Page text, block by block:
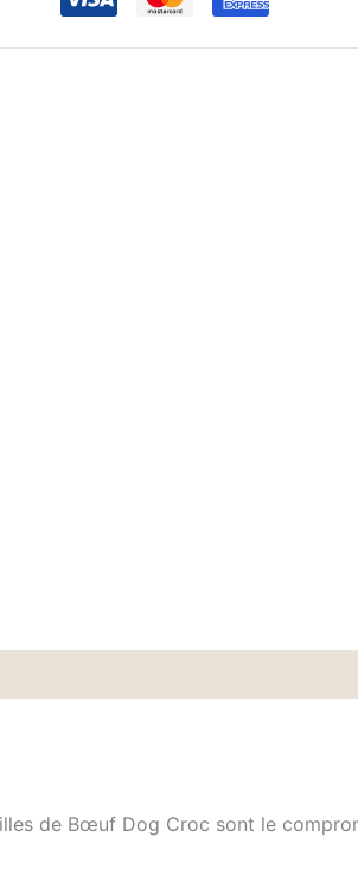
de Bœuf Dog Croc sont le